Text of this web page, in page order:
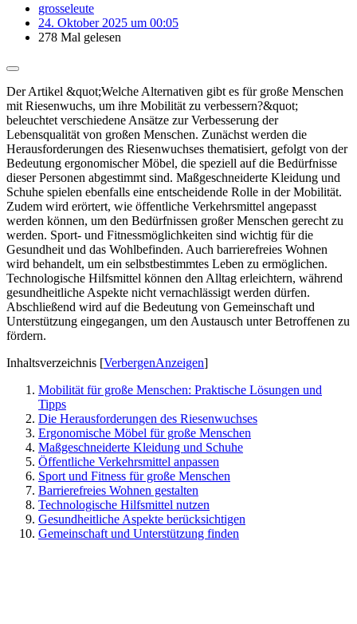
grosseleute
24. Oktober 2025 um 00:05
278 Mal gelesen
Der Artikel &quot;Welche Alternativen gibt es für große Menschen
mit Riesenwuchs, um ihre Mobilität zu verbessern?&quot;
beleuchtet verschiedene Ansätze zur Verbesserung der
Lebensqualität von großen Menschen. Zunächst werden die
Herausforderungen des Riesenwuchses thematisiert, gefolgt von der
Bedeutung ergonomischer Möbel, die speziell auf die Bedürfnisse
dieser Personen abgestimmt sind. Maßgeschneiderte Kleidung und
Schuhe spielen ebenfalls eine entscheidende Rolle in der Mobilität.
Zudem wird erörtert, wie öffentliche Verkehrsmittel angepasst
werden können, um den Bedürfnissen großer Menschen gerecht zu
werden. Sport- und Fitnessmöglichkeiten sind wichtig für die
Gesundheit und das Wohlbefinden. Auch barrierefreies Wohnen
wird behandelt, um ein selbstbestimmtes Leben zu ermöglichen.
Technologische Hilfsmittel können den Alltag erleichtern, während
gesundheitliche Aspekte nicht vernachlässigt werden dürfen.
Abschließend wird auf die Bedeutung von Gemeinschaft und
Unterstützung eingegangen, um den Austausch unter Betroffenen zu
fördern.
Inhaltsverzeichnis [VerbergenAnzeigen]
Mobilität für große Menschen: Praktische Lösungen und
Tipps
Die Herausforderungen des Riesenwuchses
Ergonomische Möbel für große Menschen
Maßgeschneiderte Kleidung und Schuhe
Öffentliche Verkehrsmittel anpassen
Sport und Fitness für große Menschen
Barrierefreies Wohnen gestalten
Technologische Hilfsmittel nutzen
Gesundheitliche Aspekte berücksichtigen
Gemeinschaft und Unterstützung finden